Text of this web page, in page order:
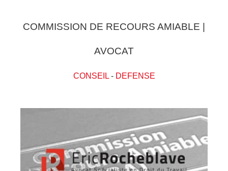
COMMISSION DE RECOURS AMIABLE |
AVOCAT
CONSEIL- DEFENSE